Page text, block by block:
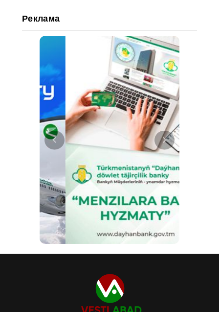
Реклама